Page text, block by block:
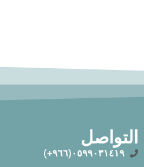
التواصل
٠٥٩٩٠٣١٤١٩(٩٦٦+)